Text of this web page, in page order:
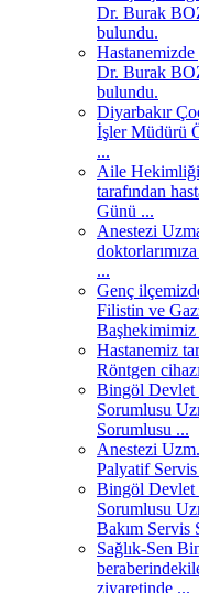
Dr. Burak
bulundu.
Dr. Burak
bulundu.
Diyarbakır
İşler Müdürü
...
Aile Hekimliği
tarafından
Günü ...
Anestezi
...
Genç
Filistin ve
Başhekimimiz
Hastanemiz
Röntgen
Bingöl Devlet
Sorumlusu
Sorumlusu ...
Anestezi
Palyatif Servis
Bingöl Devlet
Sorumlusu
Bakım Servis
Sağlık-Sen
ziyaretinde ...